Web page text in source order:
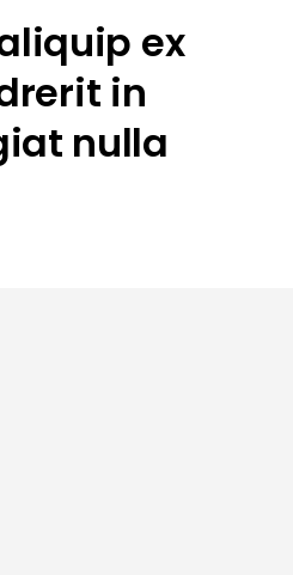
ex
in
nulla